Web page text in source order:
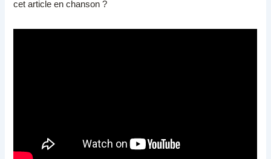
cet article en chanson ?